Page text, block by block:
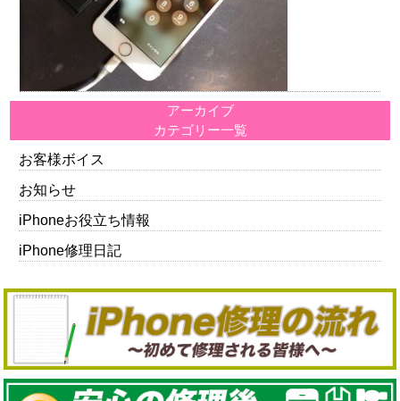
アーカイブ
カテゴリー一覧
お客様ボイス
お知らせ
iPhoneお役立ち情報
iPhone修理日記